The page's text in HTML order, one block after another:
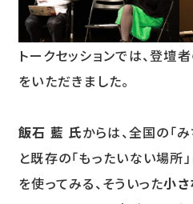
トークセッションでは、登壇
をいただきました。
飯石 藍 氏からは、全国の「
と既存の「もったいない場所
を使ってみる、そういった小